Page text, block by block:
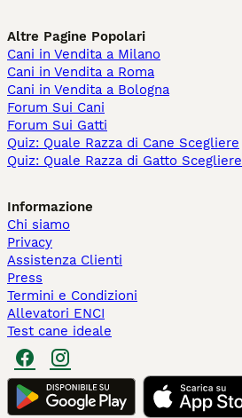
Altre Pagine Popolari
Cani in Vendita a Milano
Cani in Vendita a Roma
Cani in Vendita a Bologna
Forum Sui Cani
Forum Sui Gatti
Quiz: Quale Razza di Cane Scegliere
Quiz: Quale Razza di Gatto Scegliere
Informazione
Chi siamo
Privacy
Assistenza Clienti
Press
Termini e Condizioni
Allevatori ENCI
Test cane ideale